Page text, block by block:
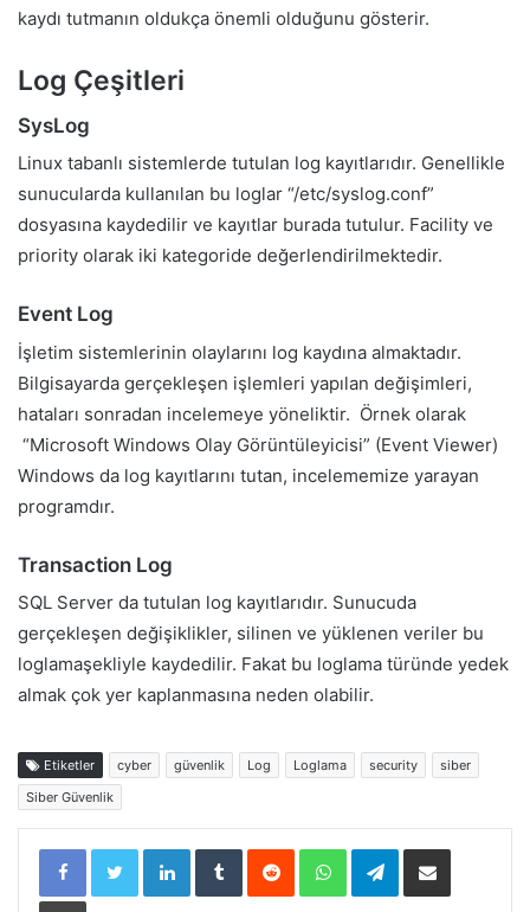
kaydı tutmanın oldukça önemli olduğunu gösterir.
Log Çeşitleri
SysLog
Linux tabanlı sistemlerde tutulan log kayıtlarıdır. Genellikle
sunucularda kullanılan bu loglar “/etc/syslog.conf”
dosyasına kaydedilir ve kayıtlar burada tutulur. Facility ve
priority olarak iki kategoride değerlendirilmektedir.
Event Log
İşletim sistemlerinin olaylarını log kaydına almaktadır.
Bilgisayarda gerçekleşen işlemleri yapılan değişimleri,
hataları sonradan incelemeye yöneliktir. Örnek olarak
“Microsoft Windows Olay Görüntüleyicisi” (Event Viewer)
Windows da log kayıtlarını tutan, incelememize yarayan
programdır.
Transaction Log
SQL Server da tutulan log kayıtlarıdır. Sunucuda
gerçekleşen değişiklikler, silinen ve yüklenen veriler bu
loglamaşekliyle kaydedilir. Fakat bu loglama türünde yedek
almak çok yer kaplanmasına neden olabilir.
Etiketler cyber güvenlik Log Loglama security
siber
Siber Güvenlik
LinkedInTumblrReddit WhatsAppTelegramE-Posta ile paylaş
Yazdır